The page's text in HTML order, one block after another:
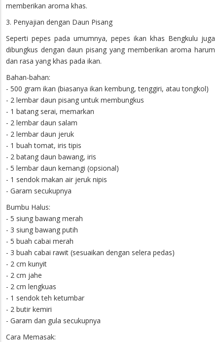
memberikan aroma khas.
3. Penyajian dengan Daun Pisang
Seperti pepes pada umumnya, pepes ikan khas Bengkulu juga
dibungkus dengan daun pisang yang memberikan aroma harum
dan rasa yang khas pada ikan.
Bahan-bahan:
- 500 gram ikan (biasanya ikan kembung, tenggiri, atau tongkol)
- 2 lembar daun pisang untuk membungkus
- 1 batang serai, memarkan
- 2 lembar daun salam
- 2 lembar daun jeruk
- 1 buah tomat, iris tipis
- 2 batang daun bawang, iris
- 5 lembar daun kemangi (opsional)
- 1 sendok makan air jeruk nipis
- Garam secukupnya
Bumbu Halus:
- 5 siung bawang merah
- 3 siung bawang putih
- 5 buah cabai merah
- 3 buah cabai rawit (sesuaikan dengan selera pedas)
- 2 cm kunyit
- 2 cm jahe
- 2 cm lengkuas
- 1 sendok teh ketumbar
- 2 butir kemiri
- Garam dan gula secukupnya
Cara Memasak: